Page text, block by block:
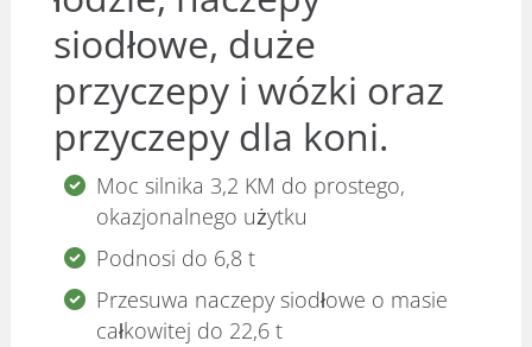
siodłowe, duże
przyczepy i wózki oraz
przyczepy dla koni.
Moc silnika 3,2 KM do prostego,
okazjonalnego użytku
Podnosi do 6,8 t
Przesuwa naczepy siodłowe o masie
całkowitej do 22,6 t